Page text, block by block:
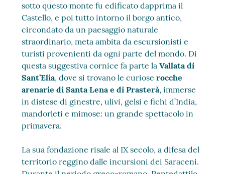
sotto questo monte fu edificato dapprima il
Castello, e poi tutto intorno il borgo antico,
circondato da un paesaggio naturale
straordinario, meta ambita da escursionisti e
turisti provenienti da ogni parte del mondo. Di
questa suggestiva cornice fa parte la Vallata di
Sant’Elia, dove si trovano le curioserocche
arenarie di Santa Lena e di Prasterà, immerse
in distese di ginestre, ulivi, gelsi e fichi d’India,
mandorleti e mimose: un grande spettacolo in
primavera.
La sua fondazione risale al IX secolo, a difesa del
territorio reggino dalle incursioni dei Saraceni.